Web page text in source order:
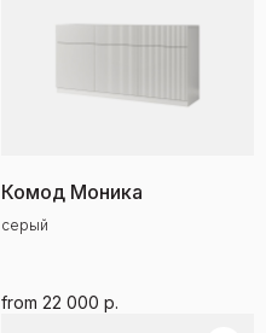
Комод Моника
серый
from 22 000 р.